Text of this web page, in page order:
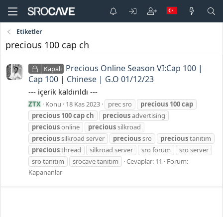
Etiketler
precious 100 cap ch
Kapalı Precious Online Season VI:Cap 100 |
Cap 100 | Chinese | G.O 01/12/23
--- içerik kaldırıldı ---
ZTX Konu 18 Kas 2023 prec sro precious 100cap
precious 100capch preciousadvertising
preciousonline precioussilkroad
precioussilkroad server precioussro precioustanıtım
preciousthread silkroad server sro forum
sro server
sro tanıtım
srocave tanıtım Cevaplar: 11
Forum:
Kapananlar